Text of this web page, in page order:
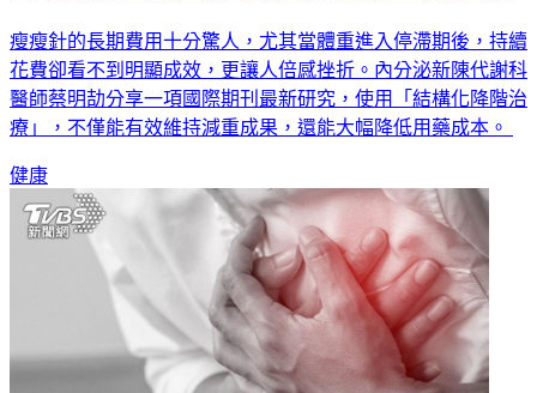
瘦瘦針的長期費用十分驚人，尤其當體重進入停滯期後，持續
花費卻看不到明顯成效，更讓人倍感挫折。內分泌新陳代謝科
醫師蔡明劼分享一項國際期刊最新研究，使用「結構化降階治
療」，不僅能有效維持減重成果，還能大幅降低用藥成本。
健康